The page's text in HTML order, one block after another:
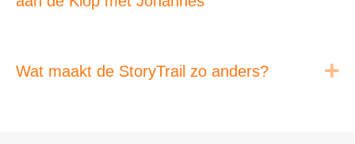
Wat maakt de StoryTrail zo anders?